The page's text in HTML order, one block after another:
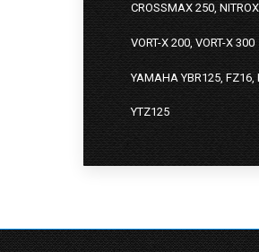
CROSSMAX 250,
VORT-X 200, VORT-X 300
YAMAHA YBR125, FZ16,
YTZ125